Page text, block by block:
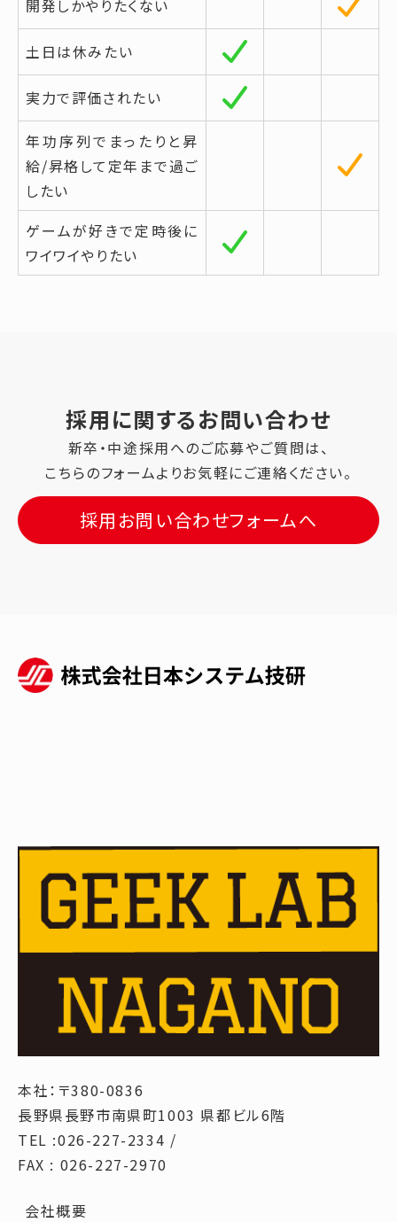
開発しかやりたくない
土日は休みたい
実力で評価されたい
年功序列でまったりと昇
給/昇格して定年まで過ご
したい
ゲームが好きで定時後に
ワイワイやりたい
採用に関するお問い合わせ
新卒・中途採用へのご応募やご質問は、
こちらのフォームよりお気軽にご連絡ください。
採用お問い合わせフォームへ
本社：〒380-0836
長野県長野市南県町1003 県都ビル6階
TEL :026-227-2334 /
FAX : 026-227-2970
会社概要